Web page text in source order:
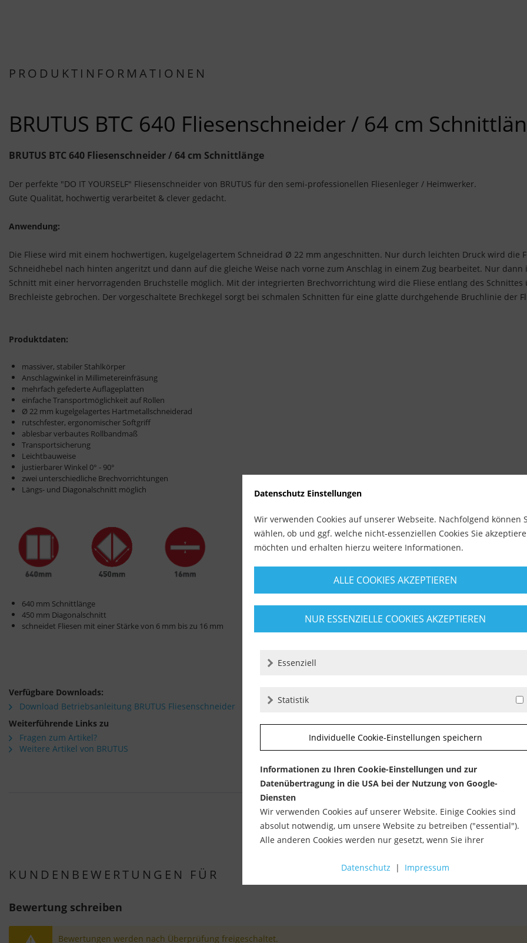
PRODUKTINFORMATIONEN
BRUTUS BTC 640 Fliesenschneider / 64 cm
BRUTUS BTC 640 Fliesenschneider/ 64 cm Schnittlänge
Der perfekte "DO IT YOURSELF" Fliesenschneider von BRUTUS für den semi-professionellen Fliesenleger / Heimwerker.
Gute Qualität, hochwertig verarbeitet & clever gedacht.
Anwendung:
Die Fliese wird mit einem hochwertigen, kugelgelagertem Schneidrad Ø 22 mm angeschnitten. Nur durch leichten Druck wird die
Schneidhebel nach hinten angeritzt und dann auf die gleiche Weise nach vorne zum Anschlag in einem Zug bearbeitet. Nur dann
Schnitt mit einer hervorragenden Bruchstelle möglich. Mit der integrierten Brechvorrichtung wird die Fliese entlang des Schnittes
Brechleiste gebrochen. Der vorgeschaltete Brechkegel sorgt bei schmalen Schnitten für eine glatte durchgehende Bruchlinie der
Produktdaten:
massiver, stabiler Stahlkörper
Anschlagwinkel in Millimetereinfräsung
mehrfach gefederte Auflageplatten
einfache Transportmöglichkeit auf Rollen
Ø 22 mm kugelgelagertes Hartmetallschneiderad
rutschfester, ergonomischer Softgriff
ablesbar verbautes Rollbandmaß
Transportsicherung
Leichtbauweise
justierbarer Winkel 0° - 90°
zwei unterschiedliche Brechvorrichtungen
Längs- und Diagonalschnitt möglich
640 mm Schnittlänge
450 mm Diagonalschnitt
schneidet Fliesen mit einer Stärke von 6 mm bis zu 16 mm
Verfügbare Downloads:
Download Betriebsanleitung BRUTUS Fliesenschneider
Weiterführende Links zu
Fragen zum Artikel?
Weitere Artikel von BRUTUS
KUNDENBEWERTUNGEN FÜR
Bewertung schreiben
Bewertungen werden nach Überprüfung freigeschaltet.
Datenschutz Einstellungen
Wir verwenden Cookies auf unserer Webseite. Nachfolgend können
wählen, ob und ggf. welche nicht-essenziellen Cookies Sie
möchten und erhalten hierzu weitere Informationen.
ALLE COOKIES AKZEPTIEREN
NUR ESSENZIELLE COOKIES AKZEPTIEREN
Essenziell
Statistik
Individuelle Cookie-Einstellungen speichern
Informationen zu Ihren Cookie-Einstellungen und zur
Datenübertragung in die USA bei der Nutzung von Google-
Diensten
Wir verwenden Cookies auf unserer Website. Einige Cookies sind
absolut notwendig, um unsere Website zu betreiben ("essential").
Alle anderen Cookies werden nur gesetzt, wenn Sie ihrer
Datenschutz | Impressum